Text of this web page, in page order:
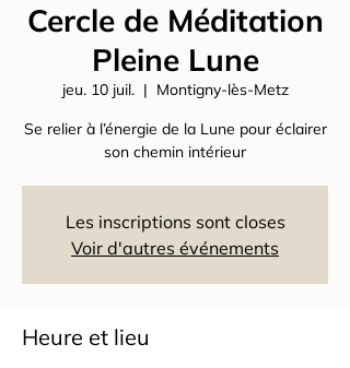
Cercle de Méditation
Pleine Lune
jeu. 10 juil.
  |
Montigny-lès-Metz
Se relier à l’énergie de la Lune pour éclairer
son chemin intérieur
Les inscriptions sont closes
Voir d'autres événements
Heure et lieu